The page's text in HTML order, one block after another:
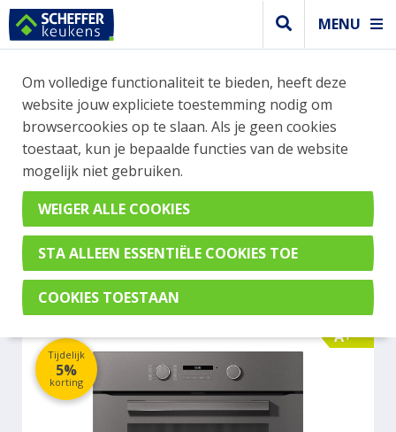
MENU
WEBSHOP BESTELLINGEN
Je kan tijdelijk geen bestelling plaatsen. Wil je je
vast oriënteren? Vergelijk eenvoudig apparaten
en merken met elkaar. Klik hier voor meer
informatie.
Oven
MIELE H2861-1BPGRGR
Tijdelijk
5%
korting
A+
Om volledige functionaliteit te bieden, heeft deze
website jouw expliciete toestemming nodig om
browsercookies op te slaan. Als je geen cookies
toestaat, kun je bepaalde functies van de website
mogelijk niet gebruiken.